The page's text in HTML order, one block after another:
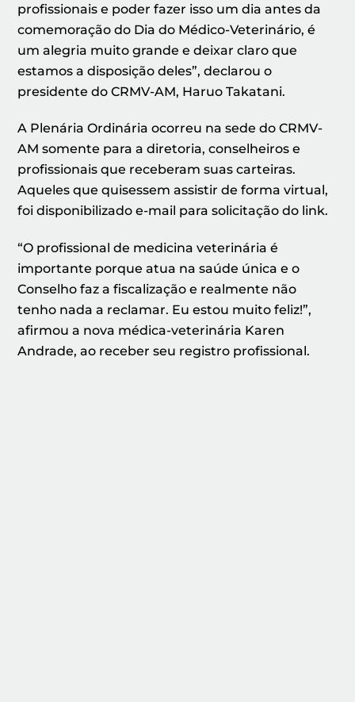
profissionais e poder fazer isso um dia antes da
comemoração do Dia do Médico-Veterinário, é
um alegria muito grande e deixar claro que
estamos a disposição deles”, declarou o
presidente do CRMV-AM, Haruo Takatani.
A Plenária Ordinária ocorreu na sede do CRMV-
AM somente para a diretoria, conselheiros e
profissionais que receberam suas carteiras.
Aqueles que quisessem assistir de forma virtual,
foi disponibilizado e-mail para solicitação do link.
“O profissional de medicina veterinária é
importante porque atua na saúde única e o
Conselho faz a fiscalização e realmente não
tenho nada a reclamar. Eu estou muito feliz!”,
afirmou a nova médica-veterinária Karen
Andrade, ao receber seu registro profissional.